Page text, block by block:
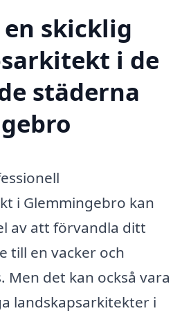
skicklig
i de
städerna
i Glemmingebro kan
av att förvandla ditt
till en vacker och
Men det kan också vara
landskapsarkitekter i